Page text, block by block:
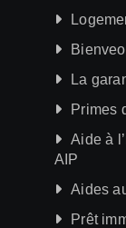
La
Primes
Aide à
AIP
Aides
Prêt